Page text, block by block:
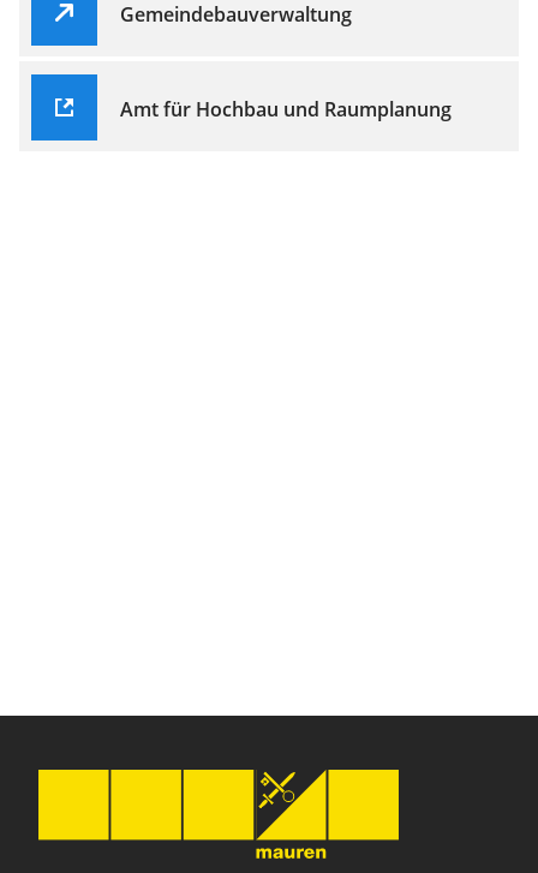
Gemeindebauverwaltung
Amt für Hochbau und Raumplanung